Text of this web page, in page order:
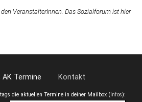
VeranstalterInnen. Das Sozialforum ist hier
Termine Kontakt
die aktuellen Termine in deiner Mailbox (Infos):